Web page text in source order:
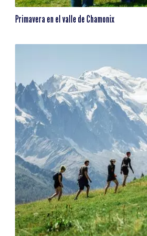
Primavera en el valle de Chamonix